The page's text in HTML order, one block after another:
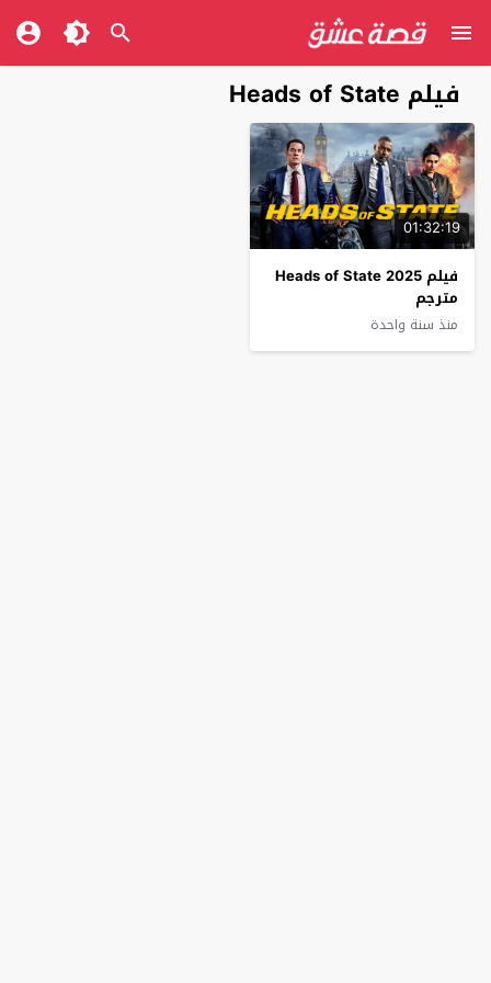
فيلم Heads of State
01:32:19
فيلم Heads of State 2025
مترجم
منذ سنة واحدة